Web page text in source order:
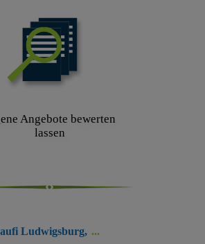
Angebote bewerten
lassen
Ludwigsburg,